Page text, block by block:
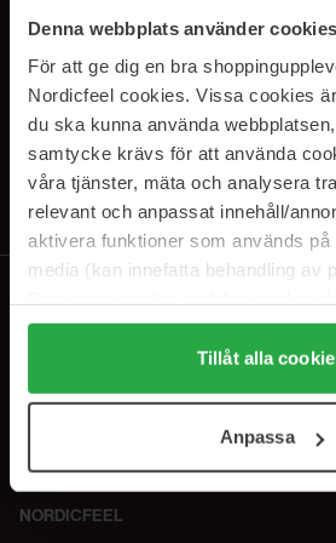
Denna webbplats använder cookies
För att ge dig en bra
Nordicfeel cookies. Vissa cookies
du ska kunna använda
samtycke krävs för att använda
våra tjänster, mäta och analysera
relevant och anpassat innehåll/
aktivera funktioner som används på
media (kan innefatta behandling av
Genom att trycka på "Tillåt alla
alla cookies, medan du under
användningen av cookies. Du kan
samt vår Integritetspolicy.
Tillåt alla
Anpassa
PRENUMERERA PÅ
NYHETSBREV
Genom att prenumerera accepterar du vår
Avprenumerera när som helst.
NORDICFEEL